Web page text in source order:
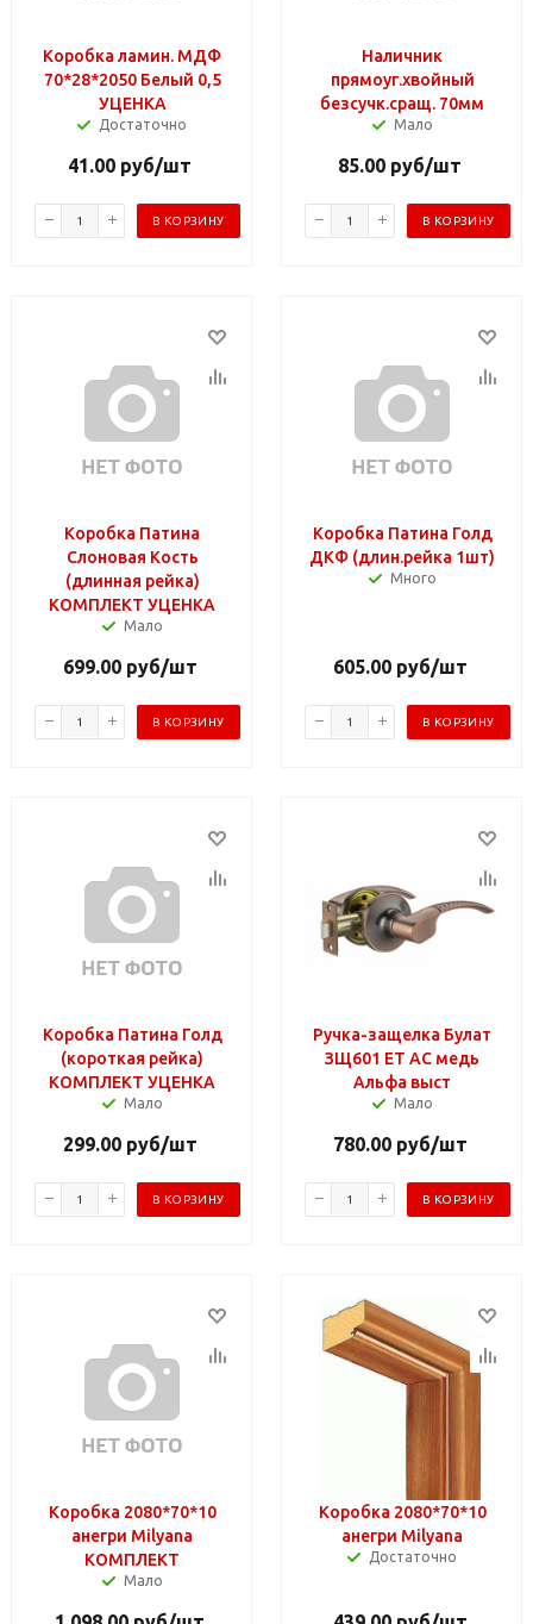
Коробка ламин. МДФ
70*28*2050 Белый 0,5
УЦЕНКА
Достаточно
41.00 руб/шт
В КОРЗИНУ
Наличник
прямоуг.хвойный
безсучк.сращ. 70мм
Мало
85.00 руб/шт
В КОРЗИНУ
Коробка Патина
Слоновая Кость
(длинная рейка)
КОМПЛЕКТ УЦЕНКА
Мало
699.00руб/шт
В КОРЗИНУ
Коробка Патина Голд
ДКФ (длин.рейка 1шт)
Много
605.00руб/шт
В КОРЗИНУ
Коробка Патина Голд
(короткая рейка)
КОМПЛЕКТ УЦЕНКА
Мало
299.00руб/шт
В КОРЗИНУ
Ручка-защелка Булат
ЗЩ601 ЕТ АС медь
Альфа выст
Мало
780.00руб/шт
В КОРЗИНУ
Коробка 2080*70*10
анегри Milyana
КОМПЛЕКТ
Мало
Коробка 2080*70*10
анегри Milyana
Достаточно